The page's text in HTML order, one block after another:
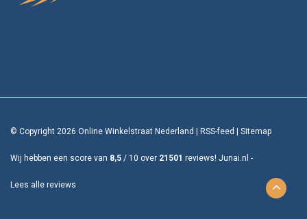
© Copyright 2026 Online Winkelstraat Nederland RSS-feed Sitemap
Wij hebben een score van 8,5 / 10 over 21501 reviews! Junai.nl -
Lees alle reviews